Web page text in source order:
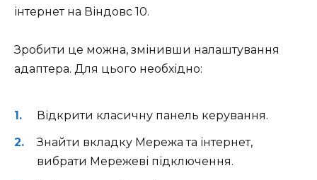
інтернет на Віндовс 10.
Зробити це можна, змінивши налаштування
адаптера. Для цього необхідно:
Відкрити класичну панель керування.
Знайти вкладку Мережа та інтернет,
вибрати Мережеві підключення.